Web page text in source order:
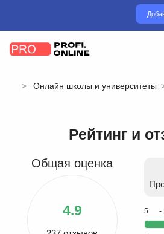
Онлайн школы и университеты
Рейтинг и
Общая оценка
4.9 5 -